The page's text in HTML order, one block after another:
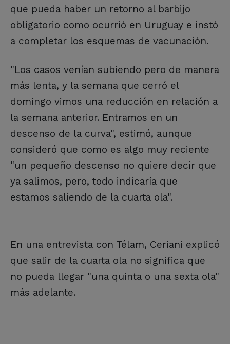
que pueda haber un retorno al barbijo
obligatorio como ocurrió en Uruguay e instó
a completar los esquemas de vacunación.
"Los casos venían subiendo pero de manera
más lenta, y la semana que cerró el
domingo vimos una reducción en relación a
la semana anterior. Entramos en un
descenso de la curva", estimó, aunque
consideró que como es algo muy reciente
"un pequeño descenso no quiere decir que
ya salimos, pero, todo indicaría que
estamos saliendo de la cuarta ola".
En una entrevista con Télam, Ceriani explicó
que salir de la cuarta ola no significa que
no pueda llegar "una quinta o una sexta ola"
más adelante.